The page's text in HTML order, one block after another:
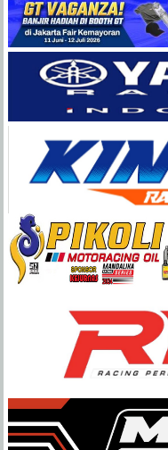
Balap
Paling
Lengkap